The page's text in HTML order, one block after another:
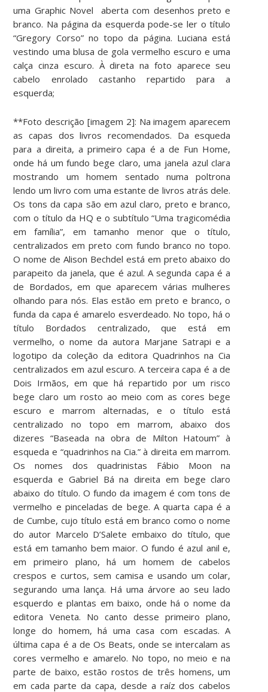
uma Graphic Novel aberta com desenhos preto e
branco. Na página da esquerda pode-se ler o título
“Gregory Corso” no topo da página. Luciana está
vestindo uma blusa de gola vermelho escuro e uma
calça cinza escuro. À direta na foto aparece seu
cabelo enrolado castanho repartido para a
esquerda;
**Foto descrição [imagem 2]: Na imagem aparecem
as capas dos livros recomendados. Da esqueda
para a direita, a primeiro capa é a de Fun Home,
onde há um fundo bege claro, uma janela azul clara
mostrando um homem sentado numa poltrona
lendo um livro com uma estante de livros atrás dele.
Os tons da capa são em azul claro, preto e branco,
com o título da HQ e o subtítulo “Uma tragicomédia
em família”, em tamanho menor que o título,
centralizados em preto com fundo branco no topo.
O nome de Alison Bechdel está em preto abaixo do
parapeito da janela, que é azul. A segunda capa é a
de Bordados, em que aparecem várias mulheres
olhando para nós. Elas estão em preto e branco, o
funda da capa é amarelo esverdeado. No topo, há o
título Bordados centralizado, que está em
vermelho, o nome da autora Marjane Satrapi e a
logotipo da coleção da editora Quadrinhos na Cia
centralizados em azul escuro. A terceira capa é a de
Dois Irmãos, em que há repartido por um risco
bege claro um rosto ao meio com as cores bege
escuro e marrom alternadas, e o título está
centralizado no topo em marrom, abaixo dos
dizeres “Baseada na obra de Milton Hatoum” à
esqueda e “quadrinhos na Cia.” à direita em marrom.
Os nomes dos quadrinistas Fábio Moon na
esquerda e Gabriel Bá na direita em bege claro
abaixo do título. O fundo da imagem é com tons de
vermelho e pinceladas de bege. A quarta capa é a
de Cumbe, cujo título está em branco como o nome
do autor Marcelo D’Salete embaixo do título, que
está em tamanho bem maior. O fundo é azul anil e,
em primeiro plano, há um homem de cabelos
crespos e curtos, sem camisa e usando um colar,
segurando uma lança. Há uma árvore ao seu lado
esquerdo e plantas em baixo, onde há o nome da
editora Veneta. No canto desse primeiro plano,
longe do homem, há uma casa com escadas. A
última capa é a de Os Beats, onde se intercalam as
cores vermelho e amarelo. No topo, no meio e na
parte de baixo, estão rostos de três homens, um
em cada parte da capa, desde a raíz dos cabelos